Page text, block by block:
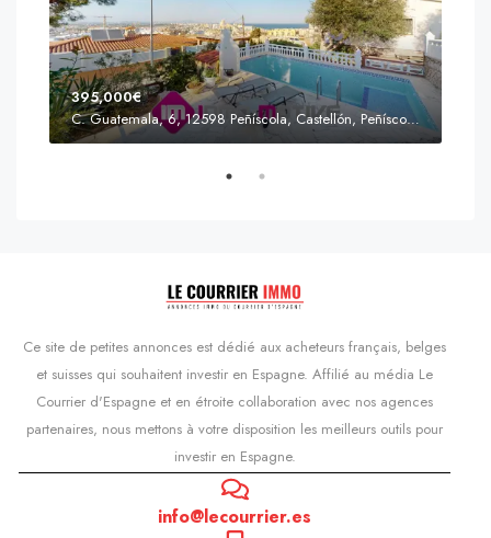
395,000€
C. Guatemala, 6, 12598 Peñíscola, Castellón, Peñíscola, Communauté valencienne
Ce site de petites annonces est dédié aux acheteurs français, belges
et suisses qui souhaitent investir en Espagne. Affilié au média Le
Courrier d'Espagne et en étroite collaboration avec nos agences
partenaires, nous mettons à votre disposition les meilleurs outils pour
investir en Espagne.
info@lecourrier.es